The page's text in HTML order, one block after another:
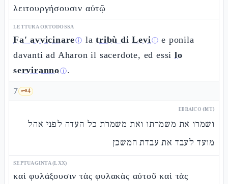
λειτουργήσουσιν αὐτῷ
LETTURA ORTODOSSA
Fa' avvicinareⓘ latribù di Leviⓘ e ponila
davanti ad Aharon il sacerdote, ed essi lo
servirannoⓘ.
7 🗝️4
EBRAICO (MT)
ושמרו את משמרתו ואת משמרת כל העדה לפני אהל
מועד לעבד את עבדת המשכן
SEPTUAGINTA (LXX)
καὶ φυλάξουσιν τὰς φυλακὰς αὐτοῦ καὶ τὰς